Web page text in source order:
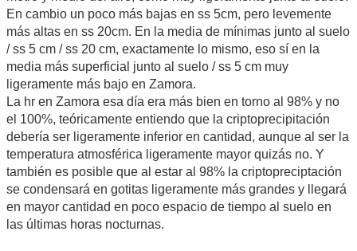
En cambio un poco más bajas en ss 5cm, pero levemente
más altas en ss 20cm. En la media de mínimas junto al suelo
/ ss 5 cm / ss 20 cm, exactamente lo mismo, eso sí en la
media más superficial junto al suelo / ss 5 cm muy
ligeramente más bajo en Zamora.
La hr en Zamora esa día era más bien en torno al 98% y no
el 100%, teóricamente entiendo que la criptoprecipitación
debería ser ligeramente inferior en cantidad, aunque al ser la
temperatura atmosférica ligeramente mayor quizás no. Y
también es posible que al estar al 98% la criptopreciptación
se condensará en gotitas ligeramente más grandes y llegará
en mayor cantidad en poco espacio de tiempo al suelo en
las últimas horas nocturnas.